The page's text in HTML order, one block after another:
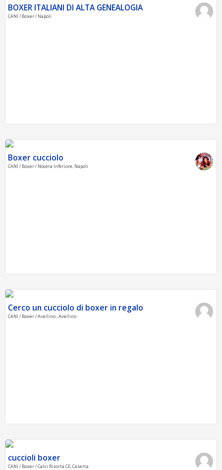
BOXER ITALIANI DI ALTA GENEALOGIA
CANI / Boxer / Napoli
Boxer cucciolo
CANI / Boxer / Nocera Inferiore, Napoli
Cerco un cucciolo di boxer in regalo
CANI / Boxer / Avellino , Avellino
cuccioli boxer
CANI / Boxer / Calvi Risorta CE, Caserta